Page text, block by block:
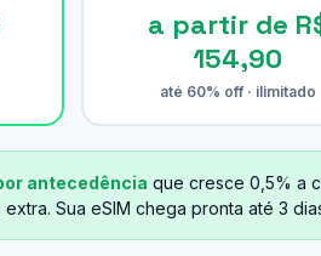
a partir de
154,90
até 60% off · ilimitado
antecedência que cresce 0,5% a
Sua eSIM chega pronta até 3